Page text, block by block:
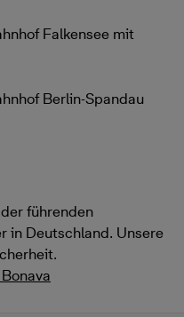
Falkensee mit
Berlin-Spandau
führenden
in Deutschland. Unsere